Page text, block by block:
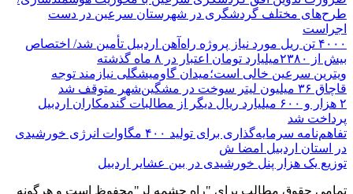
طرح‌های مختلف گردشگری در شهرستان سرعین در دست
اجراست
۴۰۰۰ تن ریل مورد نیاز پروژه راه‌آهن اردبیل تأمین شد/ اختصاص
بیش از ۲۳۸۰میلیارد تومان اعتبار در ۸ ماه گذشته
ویترین سرعین خالی است؛میدان گاومیشگلی نیازمند توجه
قاچاق ۳۶ میلیون لیتر سوخت در مشگین‌شهر متوقف شد
۲ هزار و ۶۰۰‌ میلیارد ریال دیگر از مطالبات گندمکاران اردبیل
پرداخت شد
تفاهم‌نامه سرمایه‌گذاری برای تولید ۴۰۰ مگاوات انرژی خورشیدی
در استان اردبیل امضا ش
توزیع یک هزار پنل خورشیدی در بین عشایر اردبیل
تمامی حقوق مطالب برای "راه چشمه لر"محفوظ است و هرگونه